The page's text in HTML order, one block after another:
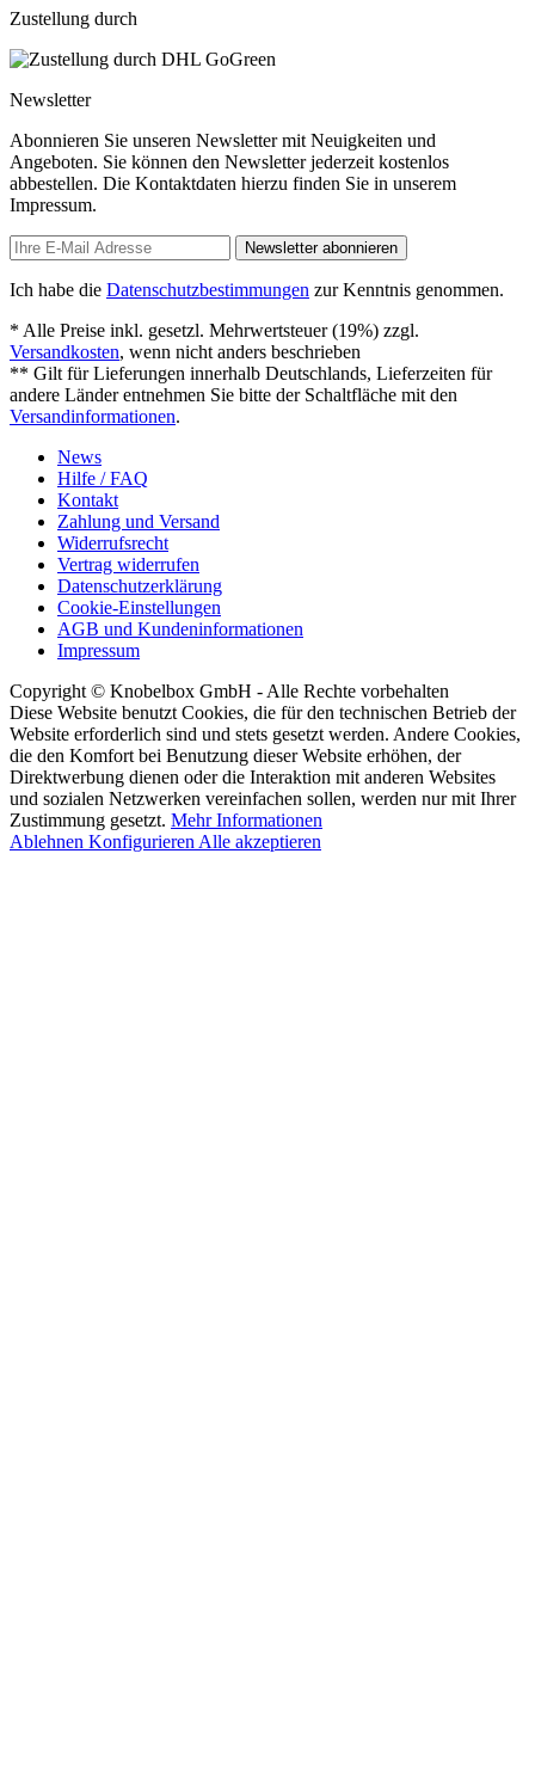
Zustellung durch
Newsletter
Abonnieren Sie unseren Newsletter mit Neuigkeiten und
Angeboten. Sie können den Newsletter jederzeit kostenlos
abbestellen. Die Kontaktdaten hierzu finden Sie in unserem
Impressum.
Newsletter abonnieren
Ich habe die Datenschutzbestimmungen zur Kenntnis genommen.
* Alle Preise inkl. gesetzl. Mehrwertsteuer (19%) zzgl.
Versandkosten, wenn nicht anders beschrieben
** Gilt für Lieferungen innerhalb Deutschlands, Lieferzeiten für
andere Länder entnehmen Sie bitte der Schaltfläche mit den
Versandinformationen.
News
Hilfe / FAQ
Kontakt
Zahlung und Versand
Widerrufsrecht
Vertrag widerrufen
Datenschutzerklärung
Cookie-Einstellungen
AGB und Kundeninformationen
Impressum
Copyright © Knobelbox GmbH - Alle Rechte vorbehalten
Diese Website benutzt Cookies, die für den technischen Betrieb der
Website erforderlich sind und stets gesetzt werden. Andere Cookies,
die den Komfort bei Benutzung dieser Website erhöhen, der
Direktwerbung dienen oder die Interaktion mit anderen Websites
und sozialen Netzwerken vereinfachen sollen, werden nur mit Ihrer
Zustimmung gesetzt. Mehr Informationen
Ablehnen Konfigurieren Alle akzeptieren